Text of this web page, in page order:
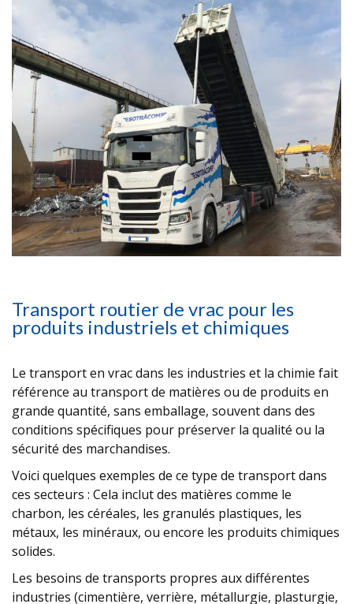
Transport routier de vrac pour les
produits industriels et chimiques
Le transport en vrac dans les industries et la chimie fait
référence au transport de matières ou de produits en
grande quantité, sans emballage, souvent dans des
conditions spécifiques pour préserver la qualité ou la
sécurité des marchandises.
Voici quelques exemples de ce type de transport dans
ces secteurs : Cela inclut des matières comme le
charbon, les céréales, les granulés plastiques, les
métaux, les minéraux, ou encore les produits chimiques
solides.
Les besoins de transports propres aux différentes
industries (cimentière, verrière, métallurgie, plasturgie,